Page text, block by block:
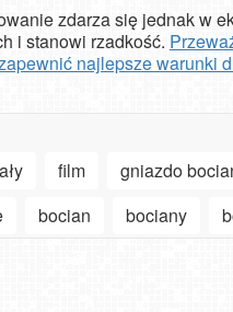
zdarza się jednak w
i stanowi rzadkość.
najlepsze warunki
film
gniazdo
bocian bociany